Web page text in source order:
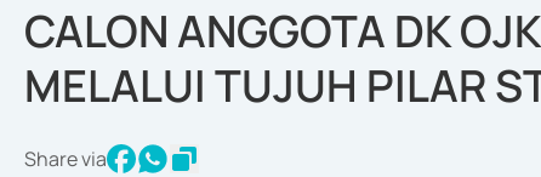
CALON ANGGOTA DK
MELALUI TUJUH PILAR
Share via